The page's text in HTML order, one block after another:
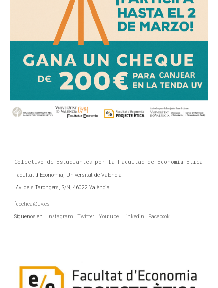
Colectivo de Estudiantes por la Facultad de Economía Ética
Facultat d'Economia, Universitat de València
Av. dels Tarongers, S/N, 46022 València
fdeetica@uv.es
Síguenos en Instagram TwitterYoutube Linkedin Facebook